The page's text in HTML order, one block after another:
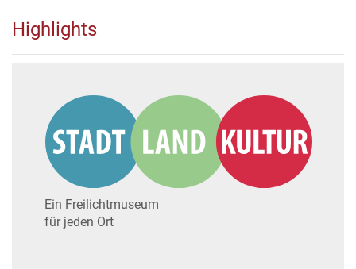
Highlights
Ein Freilichtmuseum
für jeden Ort